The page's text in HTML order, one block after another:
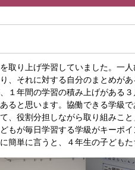
取り上げ学習していました。一
、それに対する自分のまとめが
１年間の学習の積み上げがある
ると思います。協働できる学級
、役割分担しながら取り組みこ
もが毎日学習する学級がキーポ
単に言うと、４年生の子どもた